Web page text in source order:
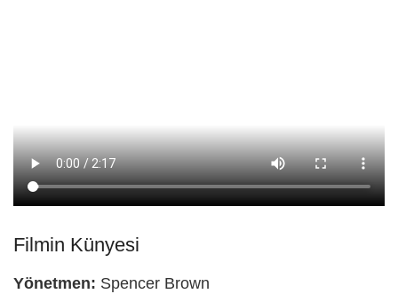
Filmin Künyesi
Yönetmen: Spencer Brown